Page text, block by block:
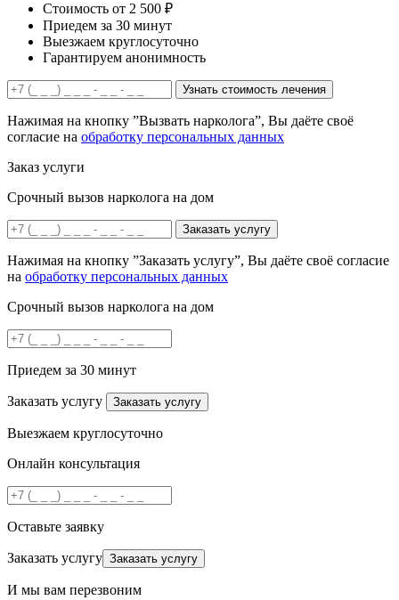
Стоимость от 2 500 ₽
Приедем за 30 минут
Выезжаем круглосуточно
Гарантируем анонимность
Узнать стоимость лечения
Нажимая на кнопку ”Вызвать нарколога”, Вы даёте своё
согласие на обработку персональных данных
Заказ услуги
Срочный вызов нарколога на дом
Заказать услугу
Нажимая на кнопку ”Заказать услугу”, Вы даёте своё согласие
на обработку персональных данных
Срочный вызов нарколога на дом
Приедем за 30 минут
Заказать услугу Заказать услугу
Выезжаем круглосуточно
Онлайн консультация
Оставьте заявку
Заказать услугу Заказать услугу
И мы вам перезвоним